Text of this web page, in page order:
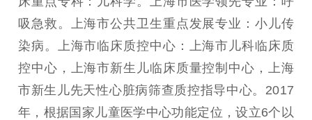
吸急救。上海市公共卫生重点发展专业：小儿传
染病。上海市临床质控中心：上海市儿科临床质
控中心，上海市新生儿临床质量控制中心，上海
市新生儿先天性心脏病筛查质控指导中心。2017
年，根据国家儿童医学中心功能定位，设立6个以